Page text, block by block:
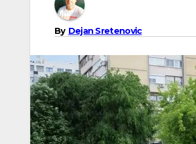
By Dejan Sretenovic